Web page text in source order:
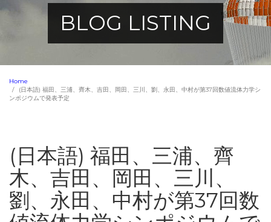
BLOG LISTING
Home
(日本語) 福田、三浦、齊木、吉田、岡田、三川、劉、永田、中村が第37回数値流体力学シ
ンポジウムで発表予定
(日本語) 福田、三浦、齊
木、吉田、岡田、三川、
劉、永田、中村が第37回数